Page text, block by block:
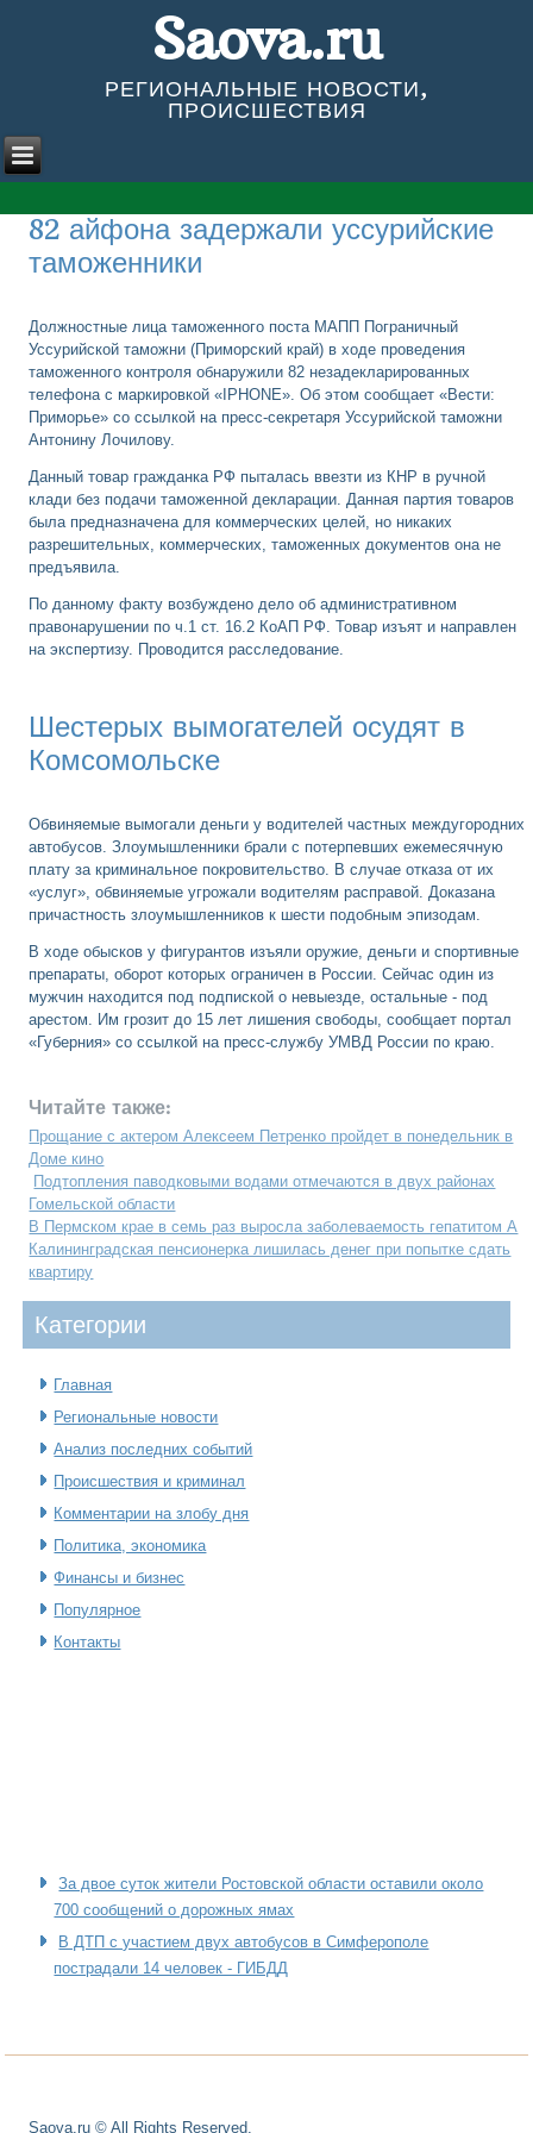
Saova.ru
РЕГИОНАЛЬНЫЕ НОВОСТИ,
ПРОИСШЕСТВИЯ
82 айфона задержали уссурийские
таможенники
Должностные лица таможенного поста МАПП Пограничный
Уссурийской таможни (Приморский край) в ходе проведения
таможенного контроля обнаружили 82 незадекларированных
телефона с маркировкой «IPHONE». Об этом сообщает «Вести:
Приморье» со ссылкой на пресс-секретаря Уссурийской таможни
Антонину Лочилову.
Данный товар гражданка РФ пыталась ввезти из КНР в ручной
клади без подачи таможенной декларации. Данная партия товаров
была предназначена для коммерческих целей, но никаких
разрешительных, коммерческих, таможенных документов она не
предъявила.
По данному факту возбуждено дело об административном
правонарушении по ч.1 ст. 16.2 КоАП РФ. Товар изъят и направлен
на экспертизу. Проводится расследование.
Шестерых вымогателей осудят в
Комсомольске
Обвиняемые вымогали деньги у водителей частных междугородних
автобусов. Злоумышленники брали с потерпевших ежемесячную
плату за криминальное покровительство. В случае отказа от их
«услуг», обвиняемые угрожали водителям расправой. Доказана
причастность злоумышленников к шести подобным эпизодам.
В ходе обысков у фигурантов изъяли оружие, деньги и спортивные
препараты, оборот которых ограничен в России. Сейчас один из
мужчин находится под подпиской о невыезде, остальные - под
арестом. Им грозит до 15 лет лишения свободы, сообщает портал
«Губерния» со ссылкой на пресс-службу УМВД России по краю.
Читайте также:
Прощание с актером Алексеем Петренко пройдет в понедельник в
Доме кино
Подтопления паводковыми водами отмечаются в двух районах
Гомельской области
В Пермском крае в семь раз выросла заболеваемость гепатитом А
Калининградская пенсионерка лишилась денег при попытке сдать
квартиру
Категοрии
Главная
Региональные новости
Анализ последних событий
Происшествия и криминал
Комментарии на злобу дня
Политика, экономика
Финансы и бизнес
Популярное
Контакты
За двое суток жители Ростовской области оставили около
700 сообщений о дорожных ямах
В ДТП с участием двух автобусов в Симферополе
пострадали 14 человек - ГИБДД
Saova.ru © All Rights Reserved.